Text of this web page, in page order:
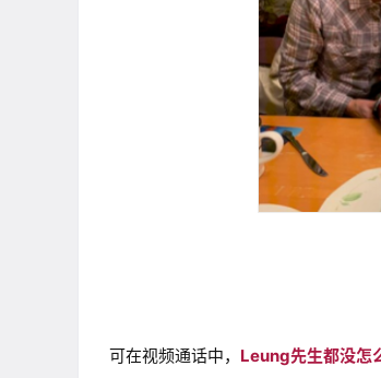
可在视频通话中， Leung先生都没怎